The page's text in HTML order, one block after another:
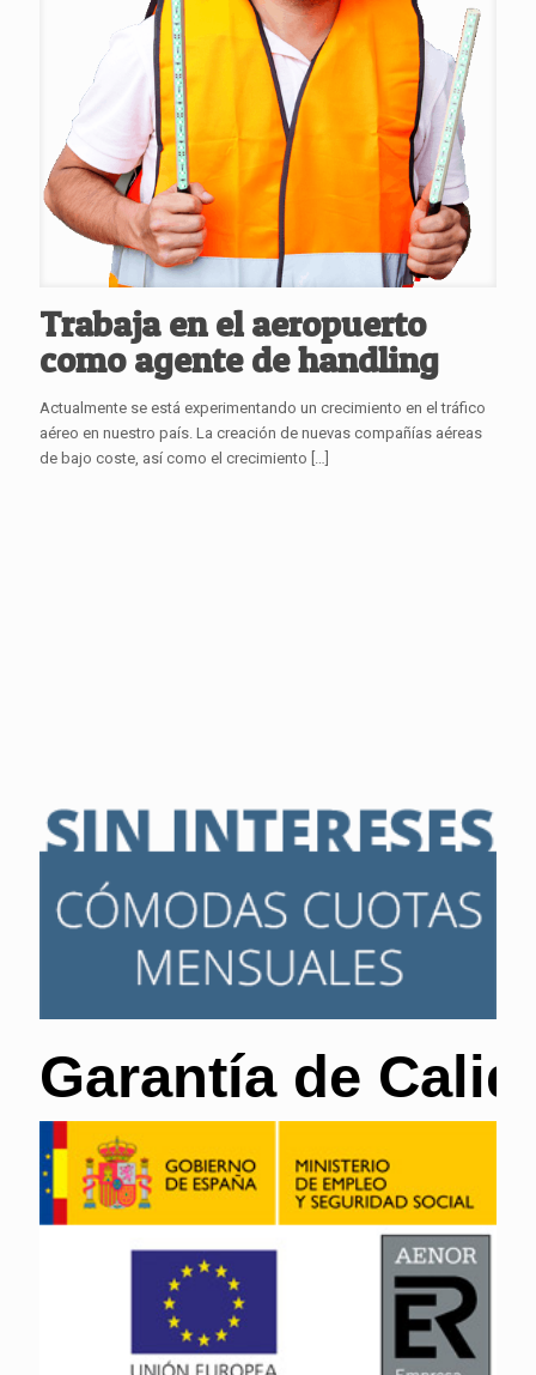
Trabaja en el aeropuerto
como agente de handling
Actualmente se está experimentando un crecimiento en el tráfico
aéreo en nuestro país. La creación de nuevas compañías aéreas
de bajo coste, así como el crecimiento
Garantía de